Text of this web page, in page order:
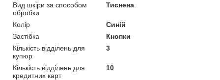
Вид шкіри за способом
обробки
Тиснена
Колір
Синій
Застібка
Кнопки
Кількість відділень для
купюр
3
Кількість відділень для
кредитних карт
10